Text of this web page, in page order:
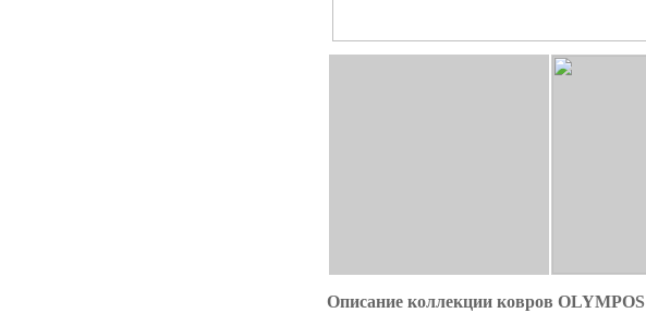
Описание коллекции ковров OLYMPOS